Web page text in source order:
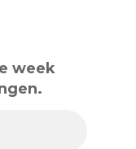
week